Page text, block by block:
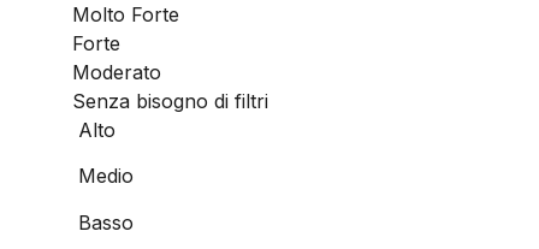
Molto Forte
Forte
Moderato
Senza bisogno di filtri
Alto
Medio
Basso